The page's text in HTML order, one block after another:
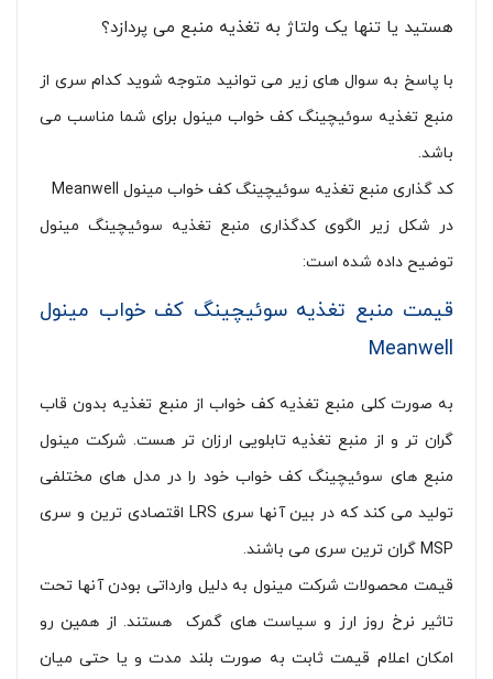
هستید یا تنها یک ولتاژ به تغذیه منبع می پردازد؟
با پاسخ به سوال های زیر می توانید متوجه شوید کدام سری از
منبع تغذیه سوئیچینگ کف خواب مینول برای شما مناسب می
باشد.
کد گذاری منبع تغذیه سوئیچینگ کف خواب مینول Meanwell
در شکل زیر الگوی کدگذاری منبع تغذیه سوئیچینگ مینول
توضیح داده شده است:
قیمت منبع تغذیه سوئیچینگ کف خواب مینول
Meanwell
به صورت کلی منبع تغذیه کف خواب از منبع تغذیه بدون قاب
گران تر و از منبع تغذیه تابلویی ارزان تر هست. شرکت مینول
منبع های سوئیچینگ کف خواب خود را در مدل های مختلفی
تولید می کند که در بین آنها سری LRS اقتصادی ترین و سری
MSP گران ترین سری می باشند.
قیمت محصولات شرکت مینول به دلیل وارداتی بودن آنها تحت
تاثیر نرخ روز ارز و سیاست های گمرک هستند. از همین رو
امکان اعلام قیمت ثابت به صورت بلند مدت و یا حتی میان